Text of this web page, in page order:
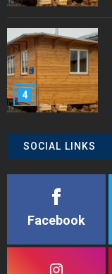
4
SOCIAL LINKS
Facebook